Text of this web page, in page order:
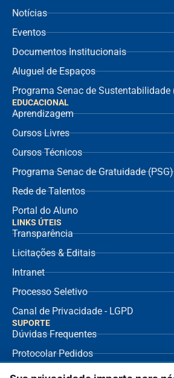
Notícias
Eventos
Documentos Institucionais
Aluguel de Espaços
Programa Senac de Sustentabilidade
EDUCACIONAL
Aprendizagem
Cursos Livres
Cursos Técnicos
Programa Senac de Gratuidade (PSG)
Rede de Talentos
Portal do Aluno
LINKS ÚTEIS
Transparência
Licitações & Editais
Intranet
Processo Seletivo
Canal de Privacidade - LGPD
SUPORTE
Dúvidas Frequentes
Protocolar Pedidos
Envio de NF Fornecedor